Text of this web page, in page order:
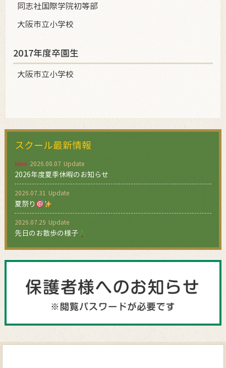
同志社国際学院初等部
大阪市立小学校
2017年度卒園生
大阪市立小学校
スクール最新情報
New 2026.08.07
2026年度夏季休暇のお知らせ
2026.07.31
夏祭り
2026.07.29
先日のお散歩の様子